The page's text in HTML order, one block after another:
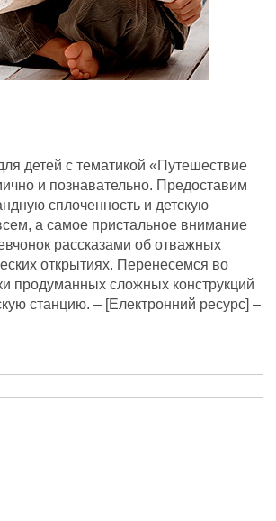
детей с тематикой «Путешествие
и познавательно. Предоставим
сплоченность и детскую
а самое пристальное внимание
рассказами об отважных
открытиях. Перенесемся во
продуманных сложных конструкций
станцию. – [Електронний ресурс] –